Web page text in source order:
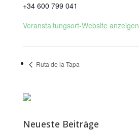
+34 600 799 041
Veranstaltungsort-Website anzeigen
Ruta de la Tapa
Neueste Beiträge